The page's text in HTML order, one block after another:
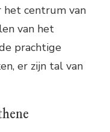
het centrum van
van het
prachtige
er zijn tal van